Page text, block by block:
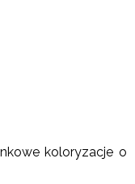
koloryzacje o